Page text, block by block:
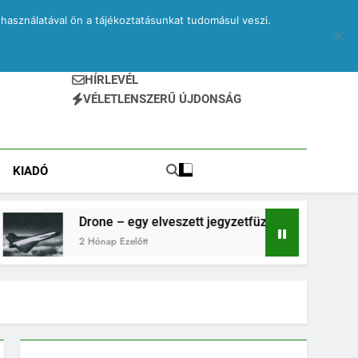
HÍRLEVÉL
VÉLETLENSZERŰ ÚJDONSÁG
KIADÓ
Drone – egy elveszett jegyzetfüzet kitépett lapjai
2 Hónap Ezelőtt
ön a tájékoztatásunkat tudomásul veszi.